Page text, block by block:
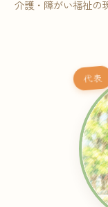
介護・障がい福祉の
代表